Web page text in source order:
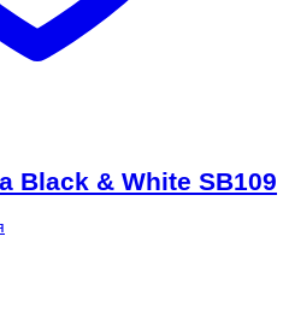
Black & White SB109